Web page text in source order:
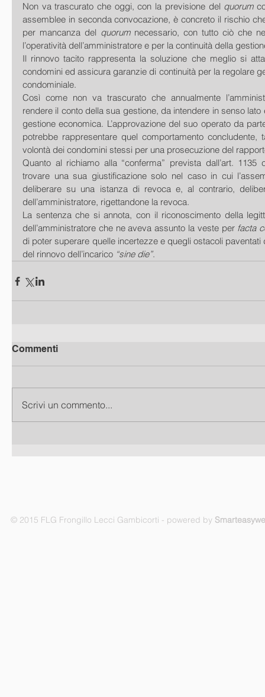
Non va trascurato che oggi, con la previsione del quorum
assemblee in seconda convocazione, è concreto il rischio
per mancanza del quorum necessario, con tutto ciò che
l’operatività dell’amministratore e per la continuità della
Il rinnovo tacito rappresenta la soluzione che meglio si
condomini ed assicura garanzie di continuità per la regolare
condominiale.
Così come non va trascurato che annualmente
rendere il conto della sua gestione, da intendere in senso lato
gestione economica. L’approvazione del suo operato da
potrebbe rappresentare quel comportamento concludente,
volontà dei condomini stessi per una prosecuzione del
Quanto al richiamo alla “conferma” prevista dall’art. 1135
trovare una sua giustificazione solo nel caso in cui
deliberare su una istanza di revoca e, al contrario,
dell’amministratore, rigettandone la revoca.
La sentenza che si annota, con il riconoscimento della
dell’amministratore che ne aveva assunto la veste per facta
di poter superare quelle incertezze e quegli ostacoli paventati
del rinnovo dell’incarico “sine die”.
Commenti
Scrivi un commento...
© 2015 FLG Frongillo Lecci Gambicorti - powered by